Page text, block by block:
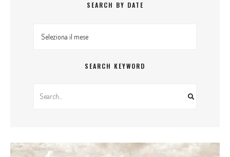
SEARCH BY DATE
Search By Date
SEARCH KEYWORD